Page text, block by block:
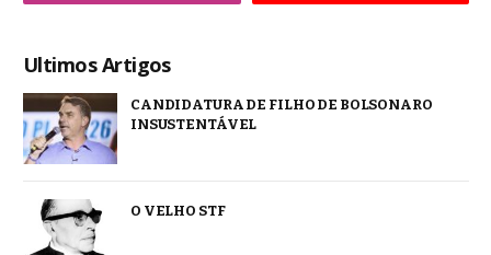
Ultimos Artigos
CANDIDATURA DE FILHO DE BOLSONARO
INSUSTENTÁVEL
O VELHO STF